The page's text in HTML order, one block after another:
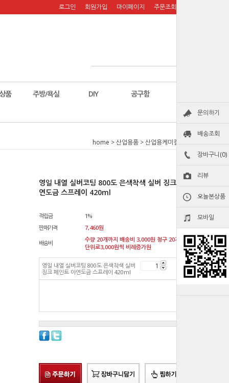
문의하기
배송조회
장바구니(0)
리뷰
오늘본상품
모바일
로그인 회원가입 마이페이지 주문조회
품 주방/욕실 DIY 공구함
home >산업용품 >산업용케미컬
영일 내열 실버코팅 800도 은색착색 실버 징크 페인트 아
연도금 스프레이 420ml
적립금
1%
판매가격
7,460원
배송비
수량 20개까지 배송비 3,000원 청구 20개
단위로3,000원씩 비례증가원
영일 내열 실버코팅 800도 은색착색 실버
징크 페인트 아연도금 스프레이 420ml
7,460원